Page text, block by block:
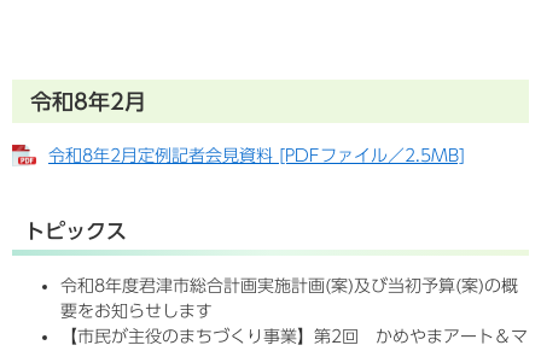
令和8年2月
令和8年2月定例記者会見資料 [PDFファイル／2.5MB]
トピックス
令和8年度君津市総合計画実施計画(案)及び当初予算(案)の概
要をお知らせします
【市民が主役のまちづくり事業】第2回 かめやまアート＆マ